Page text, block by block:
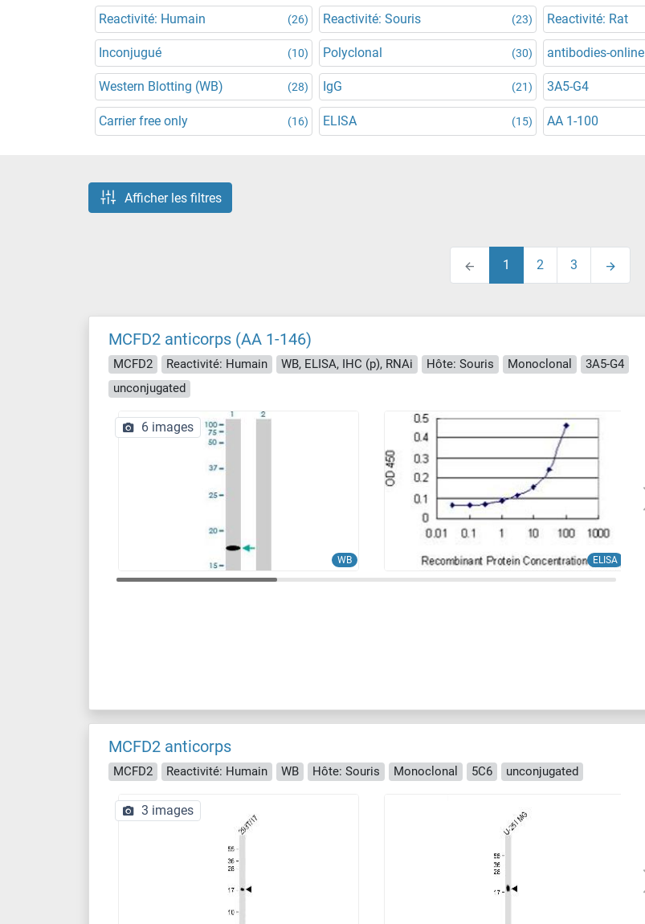
Reactivité: Humain
(26) Reactivité: Souris (23) Reactivité: Rat
Inconjugué (10) Polyclonal (30) antibodies-online
Western Blotting (WB) (28) IgG (21) 3A5-G4
Carrier free only (16) ELISA (15) AA 1-100
Afficher les filtres
1 2 3
MCFD2 anticorps (AA 1-146)
MCFD2 Reactivité: Humain WB, ELISA, IHC (p), RNAi Hôte: Souris Monoclonal
3A5-G4
unconjugated
WB ELISA
6 images
MCFD2 anticorps
MCFD2 Reactivité: Humain WB Hôte: Souris Monoclonal 5C6 unconjugated
3 images